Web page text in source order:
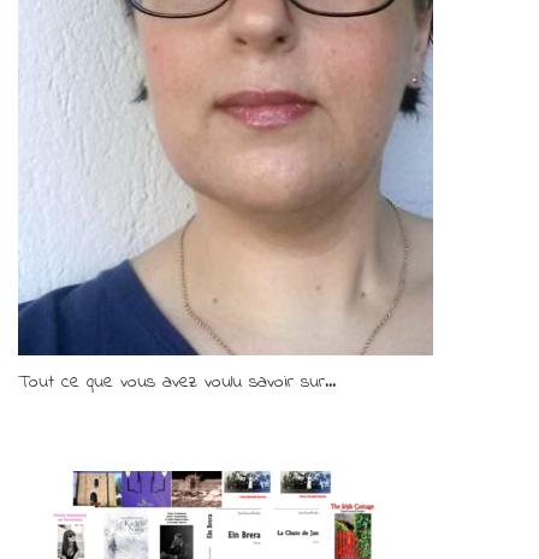
Tout ce que vous avez voulu savoir sur...